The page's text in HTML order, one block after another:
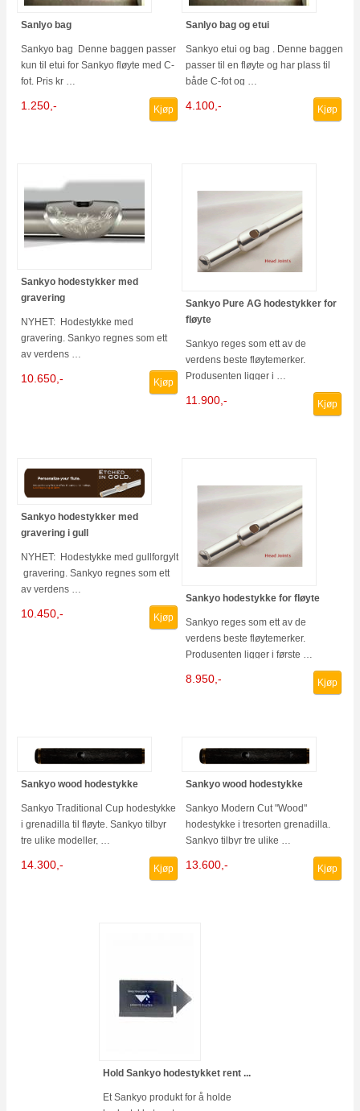
Sanlyo bag
Sankyo bag Denne baggen passer
kun til etui for Sankyo fløyte med C-
fot. Pris kr …
1.250,- Kjøp
Sanlyo bag og etui
Sankyo etui og bag . Denne baggen
passer til en fløyte og har plass til
både C-fot og …
4.100,- Kjøp
Sankyo hodestykker med
gravering
NYHET: Hodestykke med
gravering. Sankyo regnes som ett
av verdens …
10.650,- Kjøp
Sankyo Pure AG hodestykker for
fløyte
Sankyo reges som ett av de
verdens beste fløytemerker.
Produsenten ligger i …
11.900,- Kjøp
Sankyo hodestykker med
gravering i gull
NYHET: Hodestykke med gullforgylt
gravering. Sankyo regnes som ett
av verdens …
10.450,- Kjøp
Sankyo hodestykke for fløyte
Sankyo reges som ett av de
verdens beste fløytemerker.
Produsenten ligger i første …
8.950,- Kjøp
Sankyo wood hodestykke
Sankyo Traditional Cup hodestykke
i grenadilla til fløyte. Sankyo tilbyr
tre ulike modeller, …
14.300,- Kjøp
Sankyo wood hodestykke
Sankyo Modern Cut "Wood"
hodestykke i tresorten grenadilla.
Sankyo tilbyr tre ulike …
13.600,- Kjøp
Hold Sankyo hodestykket rent ...
Et Sankyo produkt for å holde